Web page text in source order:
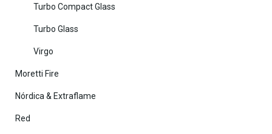
Turbo Compact Glass
Turbo Glass
Virgo
Moretti Fire
Nórdica & Extraflame
Red